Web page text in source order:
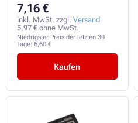
7,16 €
inkl. MwSt. zzgl. Versand
5,97 € ohne MwSt.
Niedrigster Preis der letzten 30
Tage: 6,60 €
Kaufen